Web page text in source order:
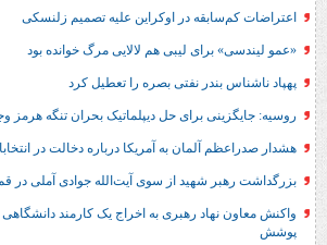
در اوکراین علیه تصمیم زلنسکی
لیبی هم لالایی مرگ خوانده بود
نفتی بصره را تعطیل کرد
برای حل‌ دیپلماتیک بحران تنگه هرمز وجود ندارد
آلمان به آمریکا درباره دخالت در انتخابات کشورش
شهید از سوی آیت‌الله جوادی آملی در قم برگزار شد+ عکس
رهبری به اخراج یک کارمند دانشگاهی به دلیل پیگیری